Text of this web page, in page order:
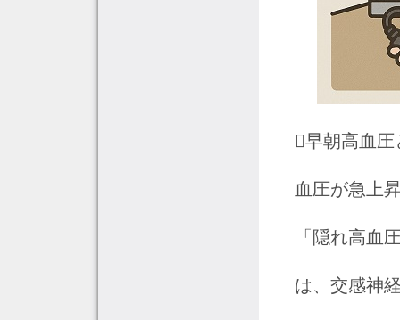
早朝高血
血圧が急上
「隠れ高血
は、交感神